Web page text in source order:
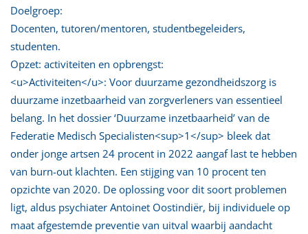
Doelgroep:
Docenten, tutoren/mentoren, studentbegeleiders,
studenten.
Opzet: activiteiten en opbrengst:
<u>Activiteiten</u>: Voor duurzame gezondheidszorg is
duurzame inzetbaarheid van zorgverleners van essentieel
belang. In het dossier ‘Duurzame inzetbaarheid’ van de
Federatie Medisch Specialisten<sup>1</sup> bleek dat
onder jonge artsen 24 procent in 2022 aangaf last te hebben
van burn-out klachten. Een stijging van 10 procent ten
opzichte van 2020. De oplossing voor dit soort problemen
ligt, aldus psychiater Antoinet Oostindiër, bij individuele op
maat afgestemde preventie van uitval waarbij aandacht